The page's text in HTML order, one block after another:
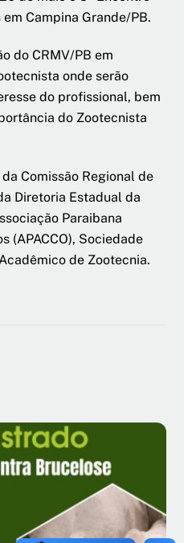
Campina Grande/PB.
do CRMV/PB em
onde serão
do profissional, bem
do Zootecnista
Comissão Regional de
Diretoria Estadual da
Paraibana
(APACCO), Sociedade
de Zootecnia.